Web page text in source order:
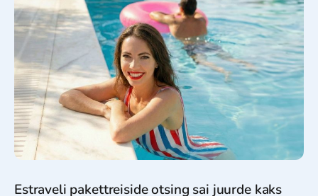
Estraveli pakettreiside otsing sai juurde kaks